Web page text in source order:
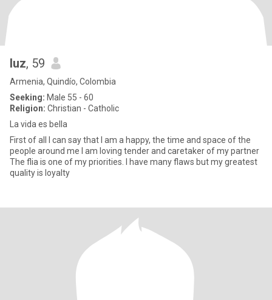
luz, 59
Armenia, Quindío, Colombia
Seeking: Male 55 - 60
Religion: Christian - Catholic
La vida es bella
First of all I can say that I am a happy, the time and space of the
people around me I am loving tender and caretaker of my partner
The flia is one of my priorities. I have many flaws but my greatest
quality is loyalty